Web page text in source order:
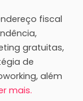
fiscal
gratuitas,
de
além
mais.